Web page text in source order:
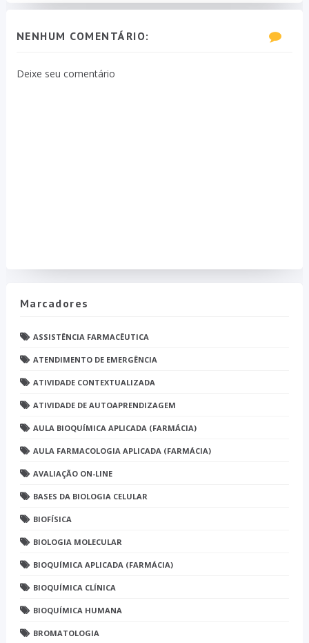
NENHUM COMENTÁRIO:
Deixe seu comentário
Marcadores
ASSISTÊNCIA FARMACÊUTICA
ATENDIMENTO DE EMERGÊNCIA
ATIVIDADE CONTEXTUALIZADA
ATIVIDADE DE AUTOAPRENDIZAGEM
AULA BIOQUÍMICA APLICADA (FARMÁCIA)
AULA FARMACOLOGIA APLICADA (FARMÁCIA)
AVALIAÇÃO ON-LINE
BASES DA BIOLOGIA CELULAR
BIOFÍSICA
BIOLOGIA MOLECULAR
BIOQUÍMICA APLICADA (FARMÁCIA)
BIOQUÍMICA CLÍNICA
BIOQUÍMICA HUMANA
BROMATOLOGIA